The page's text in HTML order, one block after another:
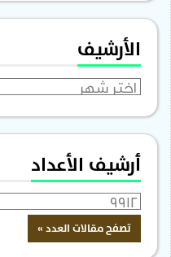
الأرشيف
الأرشيف
أرشيف الأعداد